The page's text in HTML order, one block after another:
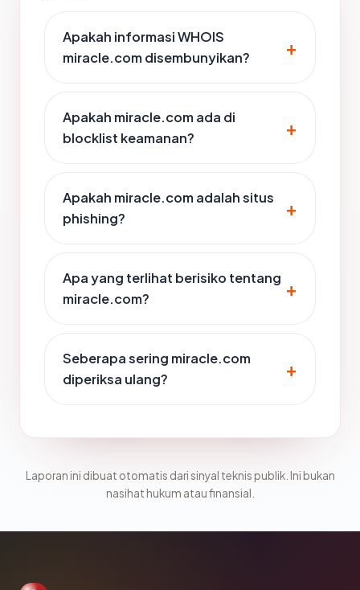
Apakah informasi WHOIS
miracle.com disembunyikan?
Apakah miracle.com ada di
blocklist keamanan?
Apakah miracle.com adalah situs
phishing?
Apa yang terlihat berisiko tentang
miracle.com?
Seberapa sering miracle.com
diperiksa ulang?
Laporan ini dibuat otomatis dari sinyal teknis publik. Ini bukan
nasihat hukum atau finansial.